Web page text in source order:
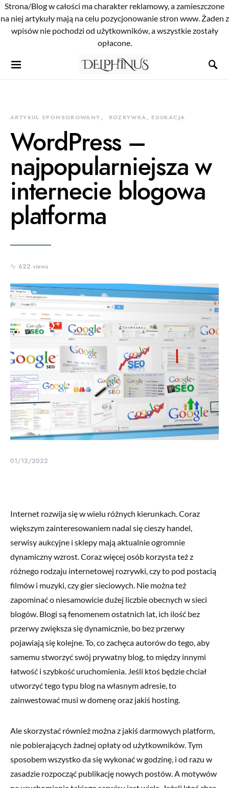
Strona/Blog w całości ma charakter reklamowy, a zamieszczone
na niej artykuły mają na celu pozycjonowanie stron www. Żaden z
wpisów nie pochodzi od użytkowników, a wszystkie zostały
opłacone.
ARTYKUŁ SPONSOROWANY ROZRYWKA, EDUKACJA
WordPress –
najpopularniejsza w
internecie blogowa
platforma
622 views
01/12/2022
Internet rozwija się w wielu różnych kierunkach. Coraz
większym zainteresowaniem nadal się cieszy handel,
serwisy aukcyjne i sklepy mają aktualnie ogromnie
dynamiczny wzrost. Coraz więcej osób korzysta też z
różnego rodzaju internetowej rozrywki, czy to pod postacią
filmów i muzyki, czy gier sieciowych. Nie można też
zapominać o niesamowicie dużej liczbie obecnych w sieci
blogów. Blogi są fenomenem ostatnich lat, ich ilość bez
przerwy zwiększa się dynamicznie, bo bez przerwy
pojawiają się kolejne. To, co zachęca autorów do tego, aby
samemu stworzyć swój prywatny blog, to między innymi
łatwość i szybkość uruchomienia. Jeśli ktoś będzie chciał
utworzyć tego typu blog na własnym adresie, to
zainwestować musi w domenę oraz jakiś hosting.
Ale skorzystać również można z jakiś darmowych platform,
nie pobierających żadnej opłaty od użytkowników. Tym
sposobem wszystko da się wykonać w godzinę, i od razu w
zasadzie rozpocząć publikację nowych postów. A motywów